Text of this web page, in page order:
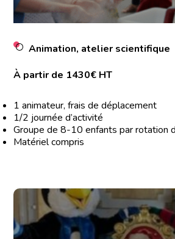
Animation, atelier scientifique
À partir de 1430€ HT
1 animateur, frais de déplacement
1/2 journée d’activité
Groupe de 8-10 enfants par rotation
Matériel compris